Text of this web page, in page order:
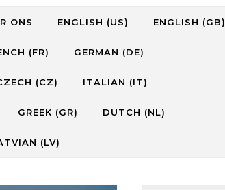
ONS ENGLISH (US) ENGLISH (GB)
(FR) GERMAN (DE)
(CZ) ITALIAN (IT)
GREEK (GR) DUTCH (NL)
(LV)